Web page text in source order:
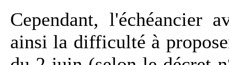
Cependant, l'échéancier
ainsi la difficulté à